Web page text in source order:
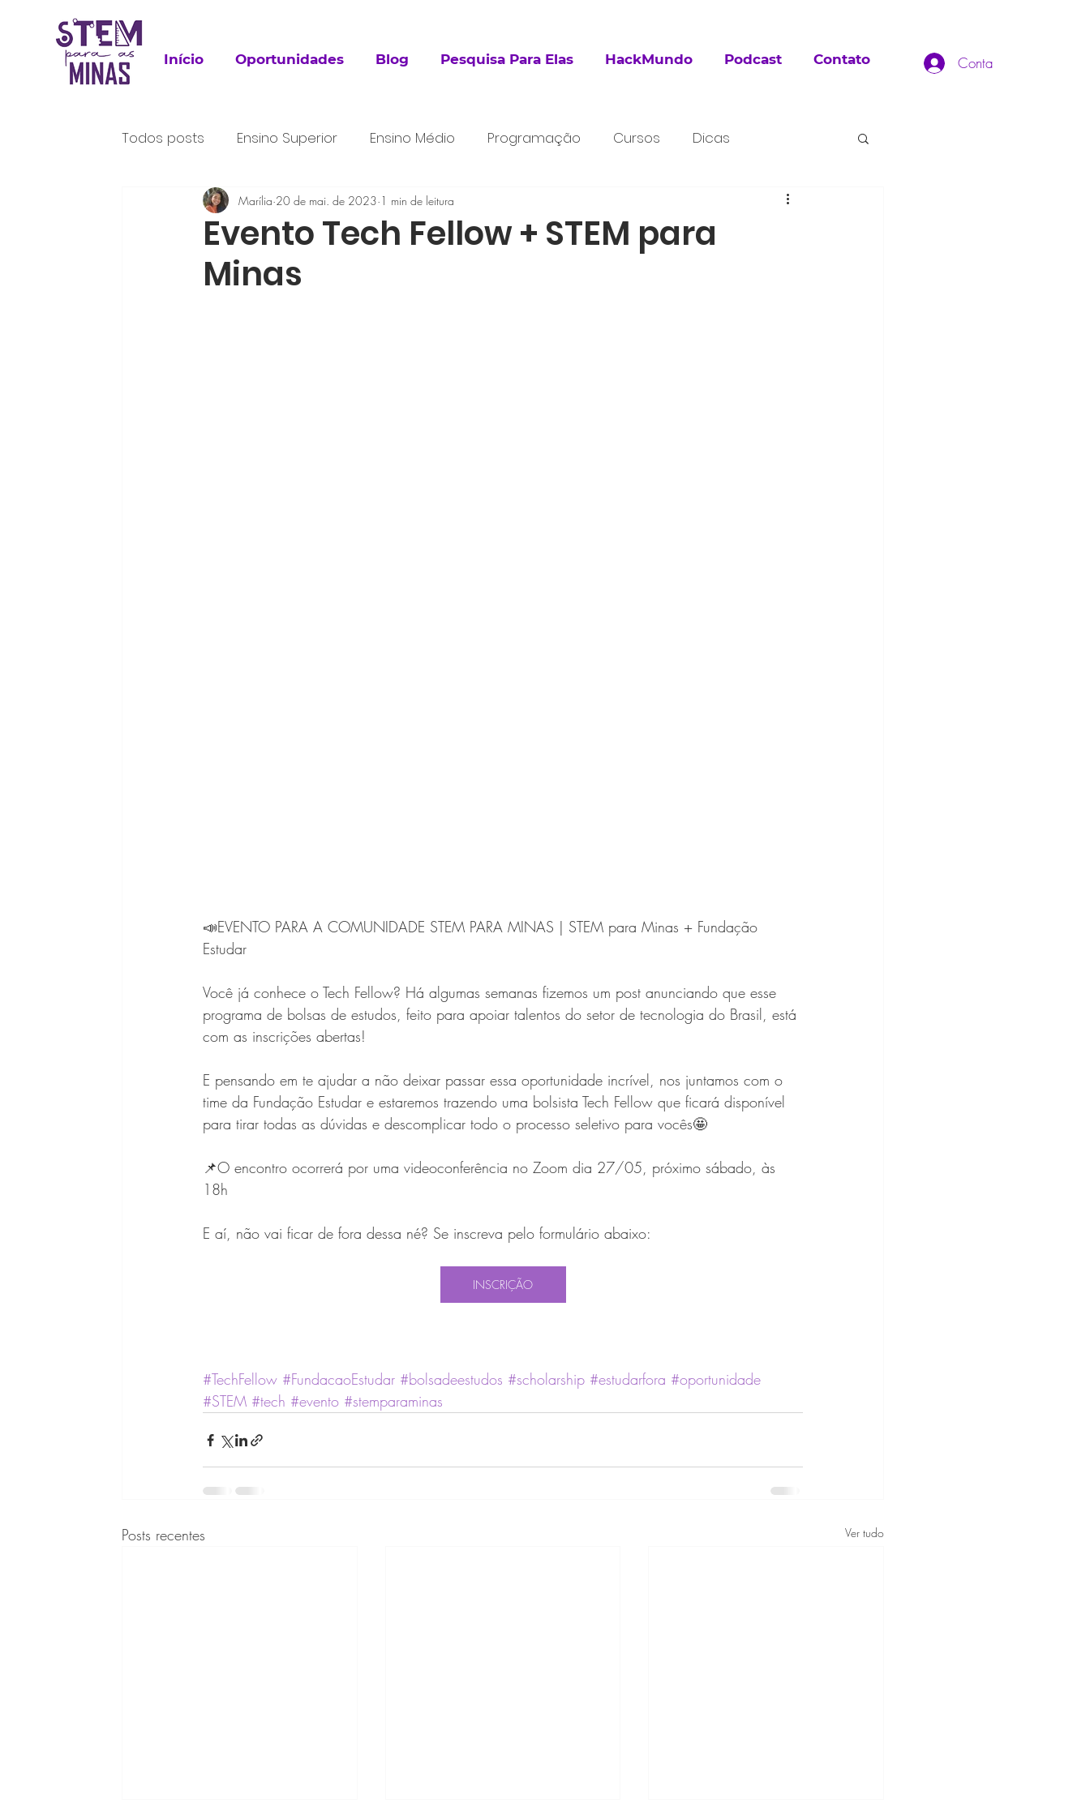
Início Oportunidades Blog Pesquisa Para Elas HackMundo Podcast Contato Conta
Todos posts Ensino Superior Ensino Médio Programação Cursos Dicas
Para Leitura Trabalho Pesquisa Extracurricular
Evento Tech Fellow + STEM para
Minas
Marília 20 de mai. de 2023 1 min de leitura
📣EVENTO PARA A COMUNIDADE STEM PARA MINAS | STEM para Minas + Fundação
Estudar
Você já conhece o Tech Fellow? Há algumas semanas fizemos um post anunciando que esse
programa de bolsas de estudos, feito para apoiar talentos do setor de tecnologia do Brasil, está
com as inscrições abertas!
E pensando em te ajudar a não deixar passar essa oportunidade incrível, nos juntamos com o
time da Fundação Estudar e estaremos trazendo uma bolsista Tech Fellow que ficará disponível
para tirar todas as dúvidas e descomplicar todo o processo seletivo para vocês🤩
📌O encontro ocorrerá por uma videoconferência no Zoom dia 27/05, próximo sábado, às
18h
E aí, não vai ficar de fora dessa né? Se inscreva pelo formulário abaixo:
INSCRIÇÃO
#TechFellow #FundacaoEstudar #bolsadeestudos #scholarship #estudarfora #oportunidade
#STEM #tech #evento #stemparaminas
Posts recentes Ver tudo